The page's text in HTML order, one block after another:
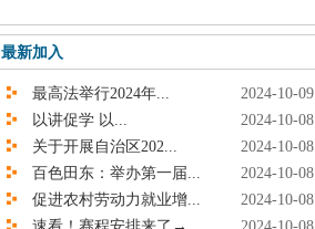
最新加入
最高法举行2024年...
2024-10-09
以讲促学 以...
2024-10-08
关于开展自治区202...
2024-10-08
百色田东：举办第一届...
2024-10-08
促进农村劳动力就业增...
2024-10-08